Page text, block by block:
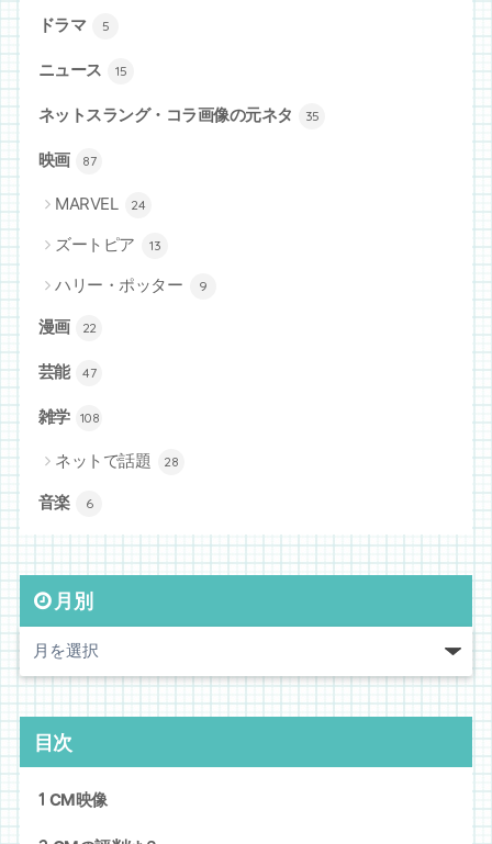
ドラマ 5
ニュース 15
ネットスラング・コラ画像の元ネタ 35
映画 87
MARVEL 24
ズートピア 13
ハリー・ポッター 9
漫画 22
芸能 47
雑学 108
ネットで話題 28
音楽 6
月別
目次
1 CM映像